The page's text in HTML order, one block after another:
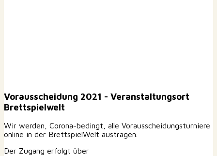
Vorausscheidung 2021 - Veranstaltungsort
Brettspielwelt
Wir werden, Corona-bedingt, alle Vorausscheidungsturniere
online in der BrettspielWelt austragen.
Der Zugang erfolgt über